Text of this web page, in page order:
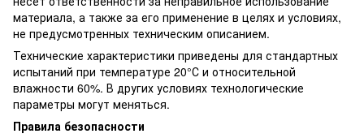
материала, а также за его применение в целях и условиях,
не предусмотренных техническим описанием.
Технические характеристики приведены для стандартных
испытаний при температуре 20°С и относительной
влажности 60%. В других условиях технологические
параметры могут меняться.
Правила безопасности